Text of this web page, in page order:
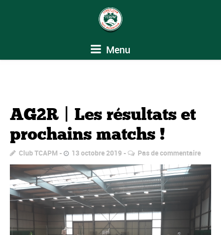
Menu
AG2R | Les résultats et
prochains matchs !
Club TCAPM 13 octobre 2019 Pas de commentaire